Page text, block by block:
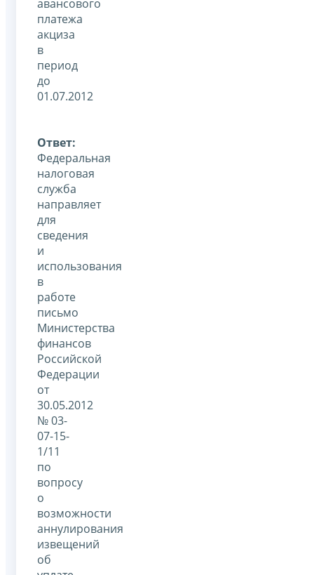
авансового
платежа
акциза
в
период
до
01.07.2012
Ответ:
Федеральная
налоговая
служба
направляет
для
сведения
и
использования
в
работе
письмо
Министерства
финансов
Российской
Федерации
от
30.05.2012
№ 03-
07-15-
1/11
по
вопросу
о
возможности
аннулирования
извещений
об